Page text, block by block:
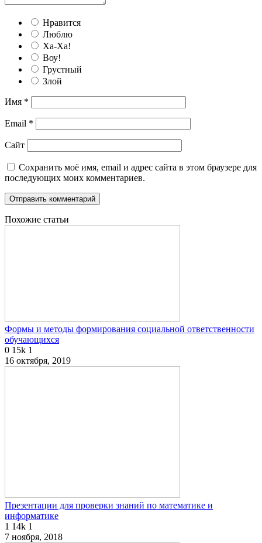
Нравится
Люблю
Ха-Ха!
Воу!
Грустный
Злой
Имя *
Email *
Сайт
Сохранить моё имя, email и адрес сайта в этом браузере для
последующих моих комментариев.
Похожие статьи
Формы и методы формирования социальной ответственности
обучающихся
0 15k 1
16 октября, 2019
Презентации для проверки знаний по математике и
информатике
1 14k 1
7 ноября, 2018